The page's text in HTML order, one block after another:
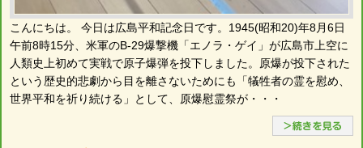
こんにちは。 今日は広島平和記念日です。1945(昭和20)年8月6日
午前8時15分、米軍のB-29爆撃機「エノラ・ゲイ」が広島市上空に
人類史上初めて実戦で原子爆弾を投下しました。原爆が投下された
という歴史的悲劇から目を離さないためにも「犠牲者の霊を慰め、
世界平和を祈り続ける」として、原爆慰霊祭が・・・